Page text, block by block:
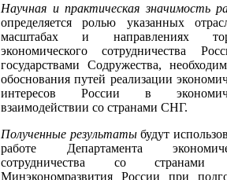
Научная и практическая значимость
определяется ролью указанных
масштабах и направлениях
экономического сотрудничества
государствами Содружества,
обоснования путей реализации
интересов России в
взаимодействии со странами СНГ.
Полученные результаты будут
работе Департамента
сотрудничества со
Минэкономразвития России при